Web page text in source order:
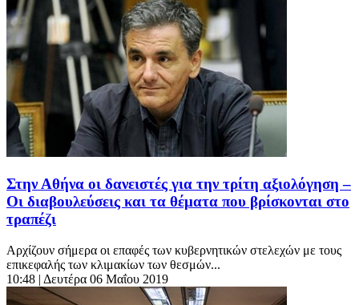
Στην Αθήνα οι δανειστές για την τρίτη αξιολόγηση –
Οι διαβουλεύσεις και τα θέματα που βρίσκονται στο
τραπέζι
Αρχίζουν σήμερα οι επαφές των κυβερνητικών στελεχών με τους
επικεφαλής των κλιμακίων των θεσμών...
10:48 | Δευτέρα 06 Μαΐου 2019